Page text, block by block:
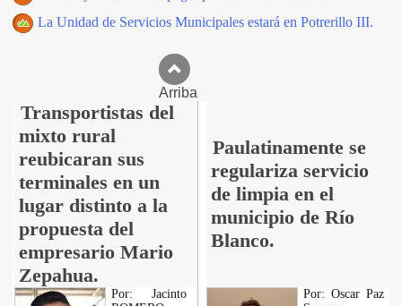
La Unidad de Servicios Municipales estará en Potrerillo III.
Arriba
Transportistas del
mixto rural
reubicaran sus
terminales en un
lugar distinto a la
propuesta del
empresario Mario
Zepahua.
Paulatinamente se
regulariza servicio
de limpia en el
municipio de Río
Blanco.
Por: Jacinto
Por: Oscar Paz